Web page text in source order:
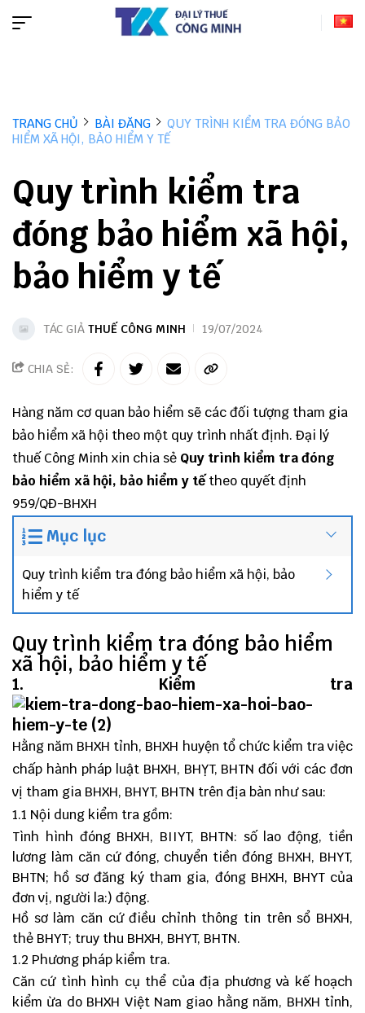
TRANG CHỦ BÀI ĐĂNG
QUY TRÌNH KIỂM TRA ĐÓNG BẢO
HIỂM XÃ HỘI, BẢO HIỂM Y TẾ
Quy trình kiểm tra
đóng bảo hiểm xã hội,
bảo hiểm y tế
TÁC GIẢ THUẾ CÔNG MINH 19/07/2024
CHIA SẺ:
Hàng năm cơ quan bảo hiểm sẽ cácđối tượng tham gia
bảo hiểm xã hội theo một quy trình nhất định. Đại lý
thuế Công Minh xin chia sẻ Quy trình kiểm tra đóng
bảo hiểm xã hội, bảo hiểm y tếtheo quyết định
959/QĐ-BHXH
Mục lục
Quy trình kiểm tra đóng bảo hiểm xã hội, bảo
hiểm y tế
Quy trình kiểm tra đóng bảo hiểm
xã hội, bảo hiểm y tế
1. Kiểm tra
Hằng năm BHXH tỉnh, BHXH huyện tổ chức kiểm tra việc
chấp hành pháp luật BHXH, BHỴT, BHTN đối với các đơn
vị tham gia BHXH, BHYT, BHTN trên địa bàn như sau:
1.1 Nội dung kiểm tra gồm:
Tình hình đóng BHXH, BIIYT, BHTN: số lao động, tiền
lương làm căn cứ đóng, chuyển tiền đóng BHXH, BHYT,
BHTN; hồ sơ đăng ký tham gia, đóng BHXH, BHYT của
đơn vị, người la:) động.
Hồ sơ làm căn cứ điều chỉnh thông tin trên sổ BHXH,
thẻ BHYT; truy thu BHXH, BHYT, BHTN.
1.2 Phương pháp kiểm tra.
Căn cứ tình hình cụ thể của địa phương và kế hoạch
kiểm ừa do BHXH Việt Nam giao hằng năm, BHXH tỉnh,